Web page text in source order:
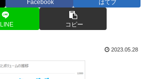
Facebook はてブ
LINE コピー
2023.05.28